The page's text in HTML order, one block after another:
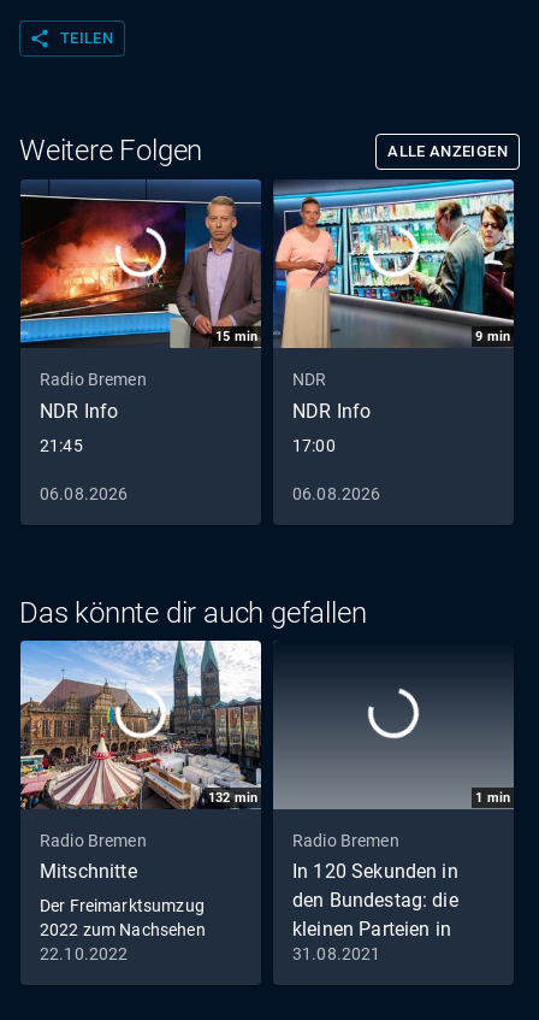
share TEILEN
Weitere Folgen ALLE ANZEIGEN
15 min
Radio Bremen
NDR Info
21:45
06.08.2026
9 min
NDR
NDR Info
17:00
06.08.2026
Das könnte dir auch gefallen
132min
Radio Bremen
Mitschnitte
Der Freimarktsumzug
2022 zum Nachsehen
22.10.2022
1 min
Radio Bremen
In 120 Sekunden in
den Bundestag: die
kleinen Parteien in
Bremen
31.08.2021